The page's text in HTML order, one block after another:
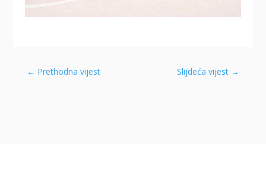
← Prethodna vijest Slijdeća vijest →